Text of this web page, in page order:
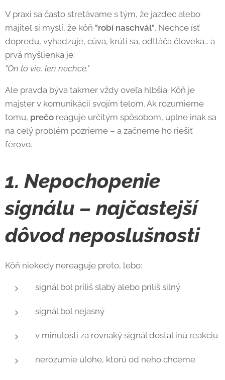
V praxi sa často stretávame s tým, že jazdec alebo
majiteľ si myslí, že kôň "robí naschvál". Nechce ísť
dopredu, vyhadzuje, cúva, krúti sa, odtláča človeka… a
prvá myšlienka je:
"On to vie, len nechce."
Ale pravda býva takmer vždy oveľa hlbšia. Kôň je
majster v komunikácii svojím telom. Ak rozumieme
tomu, prečo reaguje určitým spôsobom, úplne inak sa
na celý problém pozrieme – a začneme ho riešiť
férovo.
1. Nepochopenie
signálu – najčastejší
dôvod neposlušnosti
Kôň niekedy nereaguje preto, lebo:
signál bol príliš slabý alebo príliš silný
signál bol nejasný
v minulosti za rovnaký signál dostal inú reakciu
nerozumie úlohe, ktorú od neho chceme